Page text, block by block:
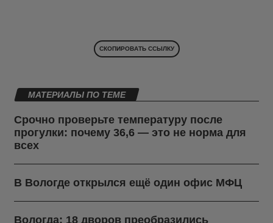
СКОПИРОВАТЬ ССЫЛКУ
МАТЕРИАЛЫ ПО ТЕМЕ
Срочно проверьте температуру после
прогулки: почему 36,6 — это не норма для
всех
В Вологде открылся ещё один офис МФЦ
Вологда: 18 дворов преобразились